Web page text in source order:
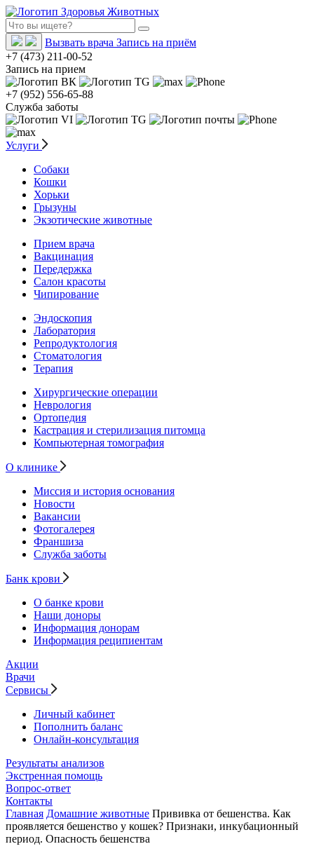
Вызвать врача Запись на приём
+7 (473) 211-00-52
Запись на прием
+7 (952) 556-65-88
Служба заботы
Услуги
Собаки
Кошки
Хорьки
Грызуны
Экзотические животные
Прием врача
Вакцинация
Передержка
Салон красоты
Чипирование
Эндоскопия
Лаборатория
Репродуктология
Стоматология
Терапия
Хирургические операции
Неврология
Ортопедия
Кастрация и стерилизация питомца
Компьютерная томография
О клинике
Миссия и история основания
Новости
Вакансии
Фотогалерея
Франшиза
Служба заботы
Банк крови
О банке крови
Наши доноры
Информация донорам
Информация реципиентам
Акции
Врачи
Сервисы
Личный кабинет
Пополнить баланс
Онлайн-консультация
Результаты анализов
Экстренная помощь
Вопрос-ответ
Контакты
Главная Домашние животные Прививка от бешенства. Как
проявляется бешенство у кошек? Признаки, инкубационный
период. Опасность бешенства